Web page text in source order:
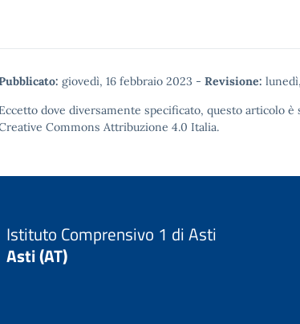
giovedì, 16 febbraio 2023 - Revisione:
dove diversamente specificato, questo articolo è
Commons Attribuzione 4.0 Italia.
Istituto Comprensivo 1 di Asti
Asti (AT)